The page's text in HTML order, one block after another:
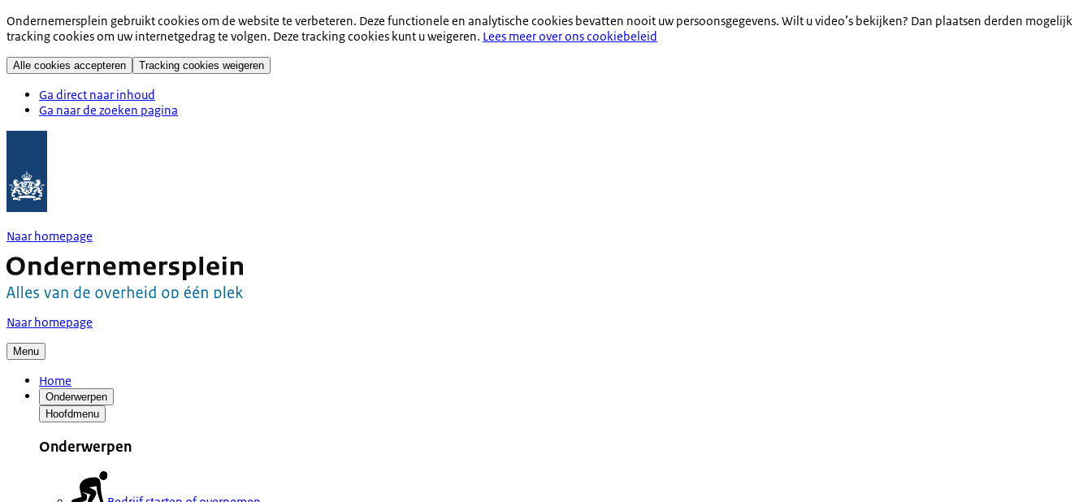
Ondernemersplein gebruikt cookies om de website te verbeteren. Deze functionele en analytische cookies bevatten nooit uw persoonsgegevens. Wilt u video’s bekijken? Dan plaatsen derden mogelijk
tracking cookies om uw internetgedrag te volgen. Deze tracking cookies kunt u weigeren. Lees meer over ons cookiebeleid
Alle cookies accepteren Tracking cookies weigeren
Ga direct naar inhoud
Ga naar de zoeken pagina
Naar homepage
Naar homepage
Menu
Home
Onderwerpen
Hoofdmenu
Onderwerpen